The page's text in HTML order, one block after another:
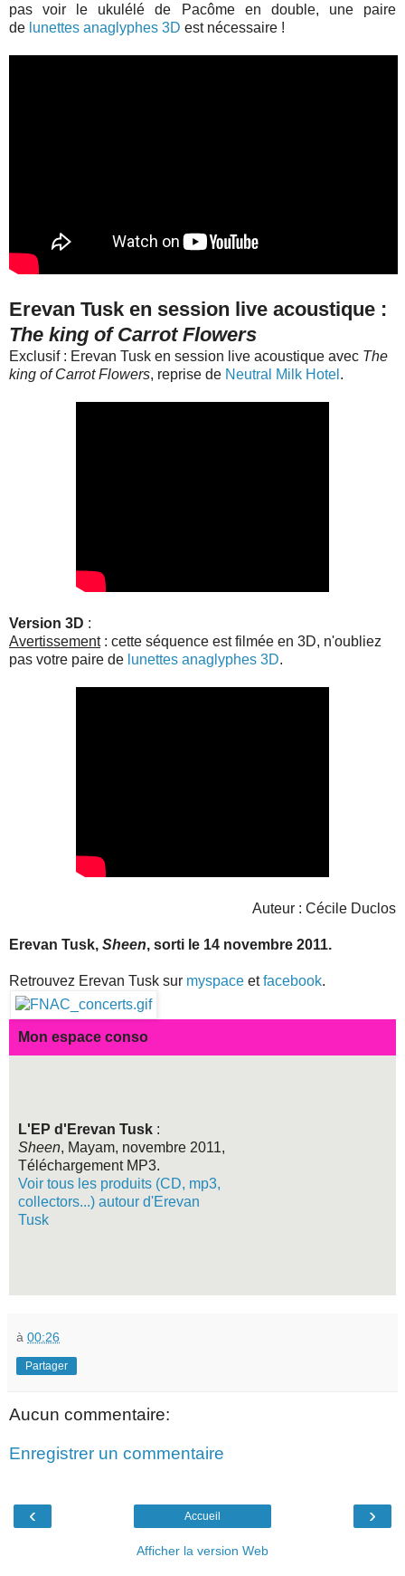
pas voir le ukulélé de Pacôme en double, une paire
de lunettes anaglyphes 3D est nécessaire !
Erevan Tusk en session live acoustique :
The king of Carrot Flowers
Exclusif : Erevan Tusk en session live acoustique avec The
king of Carrot Flowers, reprise de Neutral Milk Hotel .
Version 3D :
Avertissement: cette séquence est filmée en 3D, n'oubliez
pas votre paire de lunettes anaglyphes 3D.
Auteur : Cécile Duclos
Erevan Tusk, Sheen, sorti le 14 novembre 2011.
Retrouvez Erevan Tusk sur myspace etfacebook.
Mon espace conso
L'EP d'Erevan Tusk :
Sheen, Mayam, novembre 2011,
Téléchargement MP3.
Voir tous les produits (CD, mp3,
collectors...) autour d'Erevan
Tusk
à 00:26
Partager
Aucun commentaire:
Enregistrer un commentaire
‹ ›
Accueil
Afficher la version Web